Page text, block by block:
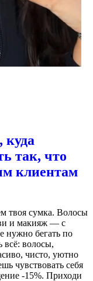
куда
так, что
клиентам
твоя сумка. Волосы
и макияж — с
нужно бегать по
всё: волосы,
чисто, уютно
чувствовать себя
-15%. Приходи